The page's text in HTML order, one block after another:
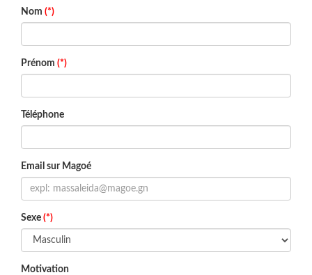
Nom (*)
Prénom (*)
Téléphone
Email sur Magoé
Sexe (*)
Motivation